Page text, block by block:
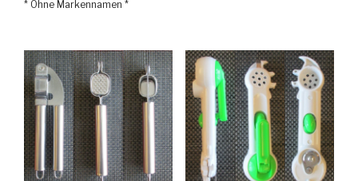
* Ohne Markennamen *